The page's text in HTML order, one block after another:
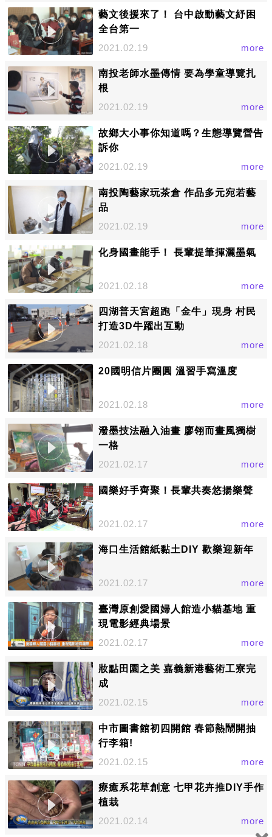
藝文後援來了！ 台中啟動藝文紓困
全台第一
2021.02.19
more
南投老師水墨傳情 要為學童導覽扎
根
2021.02.19
more
故鄉大小事你知道嗎？生態導覽營告
訴你
2021.02.19
more
南投陶藝家玩茶倉 作品多元宛若藝
品
2021.02.19
more
化身國畫能手！ 長輩提筆揮灑墨氣
2021.02.18 more
四湖普天宮超跑「金牛」現身 村民
打造3D牛躍出互動
2021.02.18
more
20國明信片團圓 溫習手寫溫度
2021.02.18 more
潑墨技法融入油畫 廖翎而畫風獨樹
一格
2021.02.17
more
國樂好手齊聚！長輩共奏悠揚樂聲
2021.02.17 more
海口生活館紙黏土DIY 歡樂迎新年
2021.02.17 more
臺灣原創愛國婦人館造小貓基地 重
現電影經典場景
2021.02.17
more
妝點田園之美 嘉義新港藝術工寮完
成
2021.02.15
more
中市圖書館初四開館 春節熱鬧開抽
行李箱!
2021.02.15
more
療癒系花草創意 七甲花卉推DIY手作
植栽
2021.02.14
more